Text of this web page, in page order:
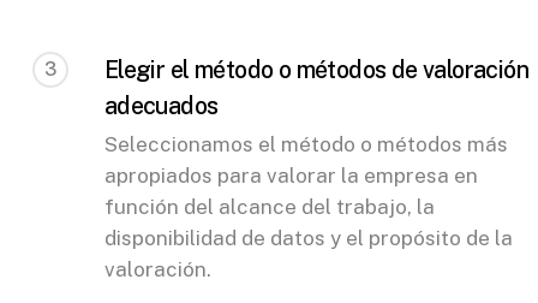
3
Elegir el método o métodos de valoración
adecuados
Seleccionamos el método o métodos más
apropiados para valorar la empresa en
función del alcance del trabajo, la
disponibilidad de datos y el propósito de la
valoración.